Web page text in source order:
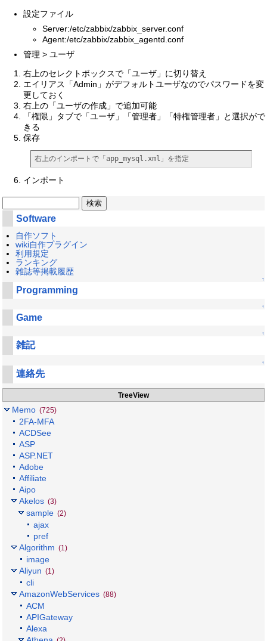
設定ファイル
Server:/etc/zabbix/zabbix_server.conf
Agent:/etc/zabbix/zabbix_agentd.conf
管理 > ユーザ
右上のセレクトボックスで「ユーザ」に切り替え
エイリアス「Admin」がデフォルトユーザなのでパスワードを変
更しておく
右上の「ユーザの作成」で追加可能
「権限」タブで「ユーザ」「管理者」「特権管理者」と選択がで
きる
保存
右上のインポートで「app_mysql.xml」を指定
インポート
Software
自作ソフト
wiki自作プラグイン
利用規定
ランキング
雑誌等掲載履歴
↑
Programming
↑
Game
↑
雑記
↑
連絡先
TreeView
Memo (725)
2FA-MFA
ACDSee
ASP
ASP.NET
Adobe
Affiliate
Aipo
Akelos (3)
sample (2)
ajax
pref
Algorithm (1)
image
Aliyun (1)
cli
AmazonWebServices (88)
ACM
APIGateway
Alexa